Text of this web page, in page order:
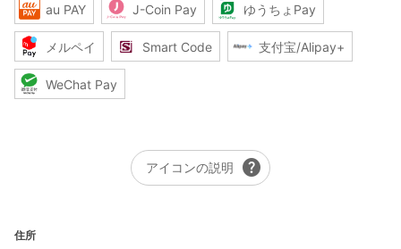
au PAY J-Coin Pay ゆうちょPay
メルペイ Smart Code 支付宝/Alipay+
WeChat Pay
アイコンの説明 help
住所